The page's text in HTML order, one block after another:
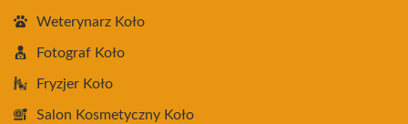
Weterynarz Koło
Fotograf Koło
Fryzjer Koło
Salon Kosmetyczny Koło